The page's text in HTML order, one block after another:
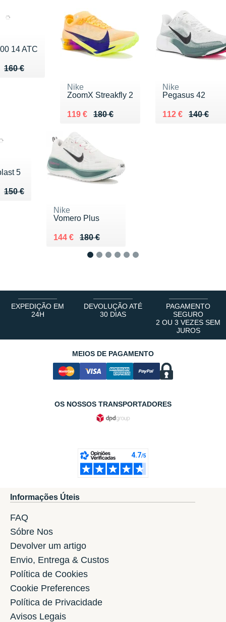
14 ATC
160 €
de 160 €
115 €
Nike
ZoomX Streakfly 2
180 €
Au lieu de 180 €
119 €
Vendu 119 €
Nike
Pegasus 42
140 €
Au lieu de 140 €
112 €
Vendu 112 €
5
150 €
de 150 €
125 €
Nike
Vomero Plus
180 €
Au lieu de 180 €
144 €
Vendu 144 €
EXPEDIÇÃO EM
24H
DEVOLUÇÃO ATÉ
30 DIAS
PAGAMENTO
SEGURO
2 OU 3 VEZES SEM
JUROS
MEIOS DE PAGAMENTO
OS NOSSOS TRANSPORTADORES
Informações Úteis
FAQ
Sóbre Nos
Devolver um artigo
Envio, Entrega & Custos
Política de Cookies
Cookie Preferences
Política de Privacidade
Avisos Legais